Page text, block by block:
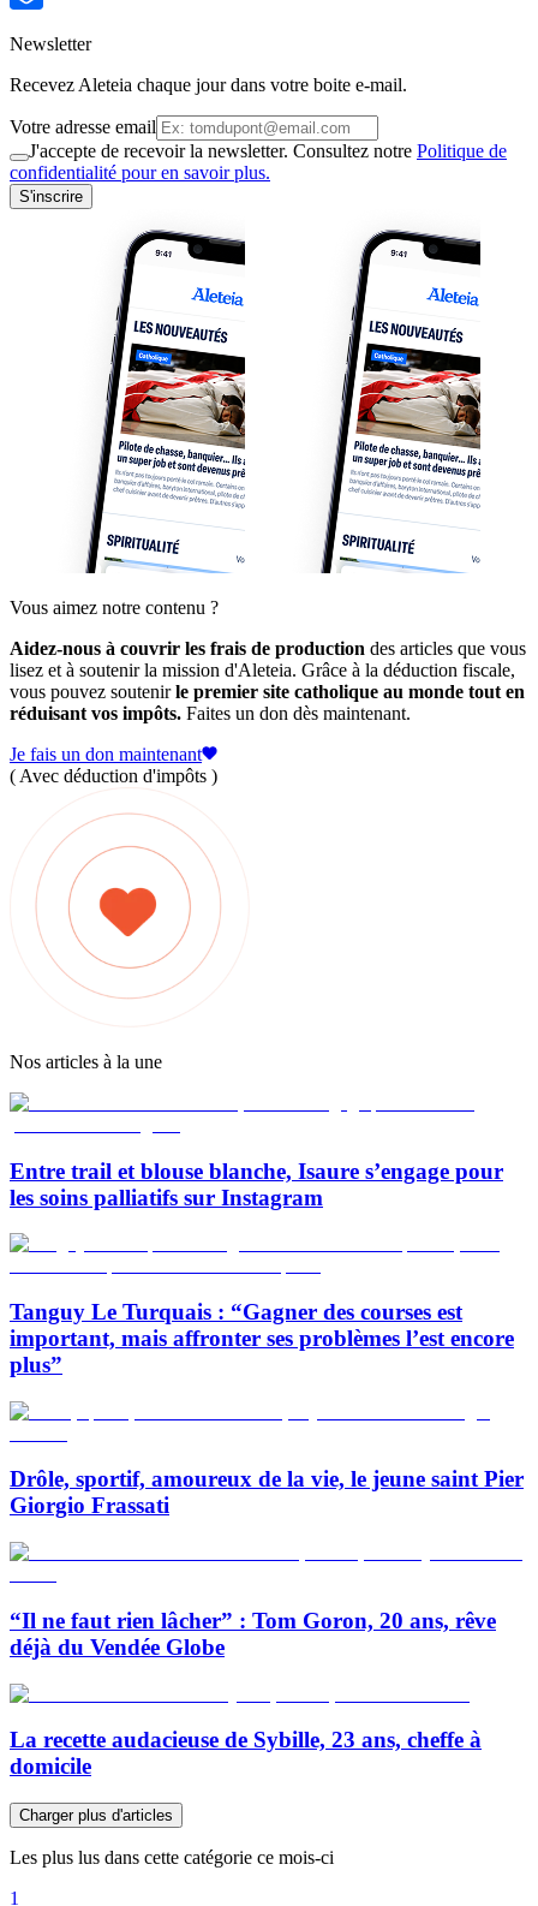
Newsletter
Recevez Aleteia chaque jour dans votre boite e-mail.
Votre adresse email
J'accepte de recevoir la newsletter. Consultez notre Politique de
confidentialité pour en savoir plus.
S'inscrire
Vous aimez notre contenu ?
Aidez-nous à couvrir les frais de production des articles que vous
lisez et à soutenir la mission d'Aleteia. Grâce à la déduction fiscale,
vous pouvez soutenirle premier site catholique au monde tout en
réduisant vos impôts. Faites un don dès maintenant.
Je fais un don maintenant
( Avec déduction d'impôts )
Nos articles à la une
Entre trail et blouse blanche, Isaure s’engage pour
les soins palliatifs sur Instagram
Tanguy Le Turquais : “Gagner des courses est
important, mais affronter ses problèmes l’est encore
plus”
Drôle, sportif, amoureux de la vie, le jeune saint Pier
Giorgio Frassati
“Il ne faut rien lâcher” : Tom Goron, 20 ans, rêve
déjà du Vendée Globe
La recette audacieuse de Sybille, 23 ans, cheffe à
domicile
Charger plus d'articles
Les plus lus dans cette catégorie ce mois-ci
1